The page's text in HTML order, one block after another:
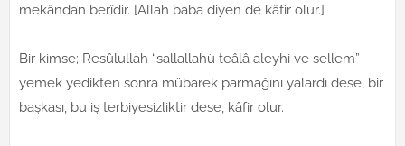
mekândan berîdir. [Allah baba diyen de kâfir olur.]
Bir kimse; Resûlullah “sallallahü teâlâ aleyhi ve sellem”
yemek yedikten sonra mübarek parmağını yalardı dese, bir
başkası, bu iş terbiyesizliktir dese, kâfir olur.